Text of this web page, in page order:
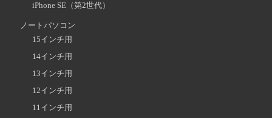
iPhone SE（第2世代）
ノートパソコン
15インチ用
14インチ用
13インチ用
12インチ用
11インチ用